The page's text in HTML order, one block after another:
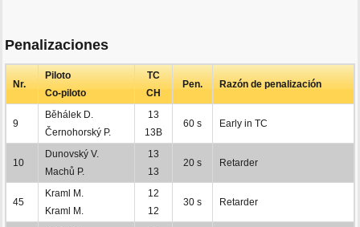
Penalizaciones
Nr.
Piloto
Co-piloto
TC
CH
Pen. Razón de penalización
9
Běhálek D.
Černohorský P.
13
13B
60 s Early in TC
10
Dunovský V.
Machů P.
13
13
20 s Retarder
45
Kraml M.
Kraml M.
12
12
30 s Retarder